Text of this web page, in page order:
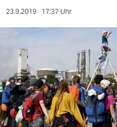
sport
berlin
nord
wahrheit
verlag
23.9.2019 17:37 Uhr